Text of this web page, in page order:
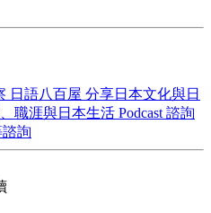
日語八百屋 分享日本文化與日
職涯與日本生活 Podcast 諮詢
詢